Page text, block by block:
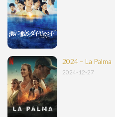
2024 – La Palma
2024-12-27